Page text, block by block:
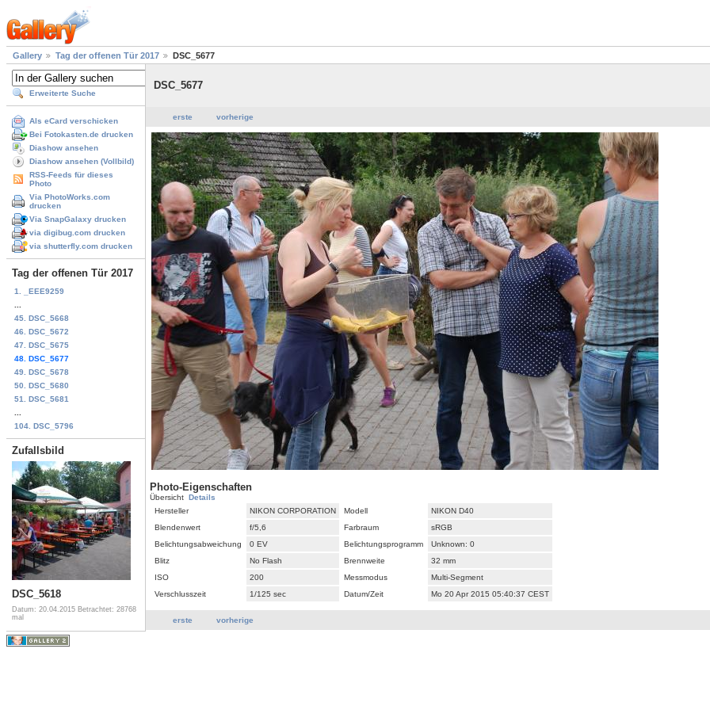
Gallery Tag der offenen Tür 2017 DSC_5677
Erweiterte Suche
Als eCard verschicken
Bei Fotokasten.de drucken
Diashow ansehen
Diashow ansehen (Vollbild)
RSS-Feeds für dieses
Photo
Via PhotoWorks.com
drucken
Via SnapGalaxy drucken
via digibug.com drucken
via shutterfly.com drucken
Tag der offenen Tür 2017
1. _EEE9259
45. DSC_5668
46. DSC_5672
47. DSC_5675
48. DSC_5677
49. DSC_5678
50. DSC_5680
51. DSC_5681
104. DSC_5796
Zufallsbild
DSC_5618
Datum: 20.04.2015 Betrachtet: 28768
mal
DSC_5677
erste vorherige
Photo-Eigenschaften
Übersicht Details
Hersteller
NIKON CORPORATION Modell
NIKON D40
Blendenwert
f/5,6 Farbraum
sRGB
Belichtungsabweichung
0 EV Belichtungsprogramm
Unknown: 0
Blitz
No Flash Brennweite
32 mm
ISO
200 Messmodus
Multi-Segment
Verschlusszeit
1/125 sec Datum/Zeit Mo 20 Apr 2015 05:40:37 CEST
erste vorherige